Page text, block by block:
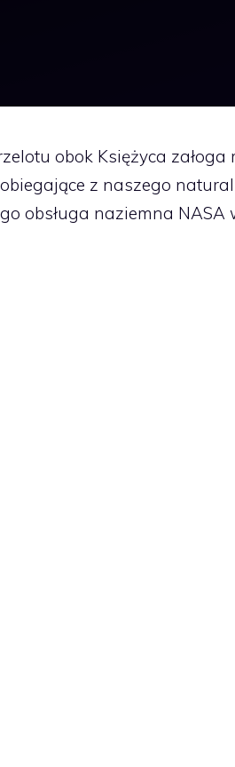
obok Księżyca załoga
z naszego
obsługa naziemna NASA